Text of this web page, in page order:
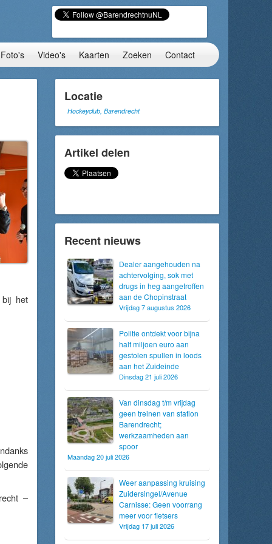
Foto's Video's Kaarten Zoeken Contact
het
–
Locatie
Hockeyclub, Barendrecht
Artikel delen
Recent nieuws
Dealer aangehouden na
achtervolging, sok met
drugs in heg aangetroffen
aan de Chopinstraat
Vrijdag 7 augustus 2026
Politie ontdekt voor bijna
half miljoen euro aan
gestolen spullen in loods
aan het Zuideinde
Dinsdag 21 juli 2026
Van dinsdag t/m vrijdag
geen treinen van station
Barendrecht;
werkzaamheden aan
spoor
Maandag 20 juli 2026
Weer aanpassing kruising
Zuidersingel/Avenue
Carnisse: Geen voorrang
meer voor fietsers
Vrijdag 17 juli 2026